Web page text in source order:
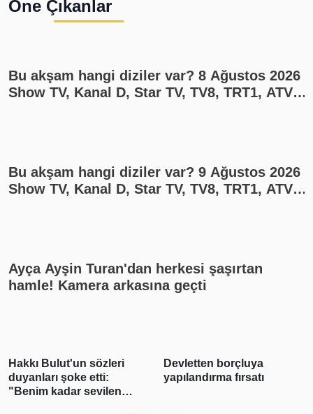
Öne Çıkanlar
Bu akşam hangi diziler var? 8 Ağustos 2026
Show TV, Kanal D, Star TV, TV8, TRT1, ATV
Bu akşam hangi diziler var? 9 Ağustos 2026
Show TV, Kanal D, Star TV, TV8, TRT1, ATV
Ayça Ayşin Turan'dan herkesi şaşırtan
hamle! Kamera arkasına geçti
Devletten borçluya
yapılandırma fırsatı
Çinli arkeologlar,
Türkiye'de Neolitik Çağ'ın